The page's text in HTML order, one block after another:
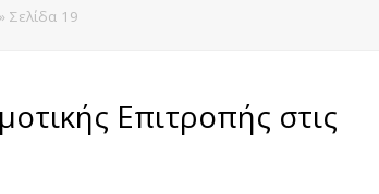
» Σελίδα 19
Επιτροπής στις